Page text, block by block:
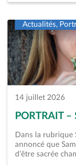
Actualités,
14 juillet 2026
PORTRAIT
Dans la
annoncé que
d’être sacrée